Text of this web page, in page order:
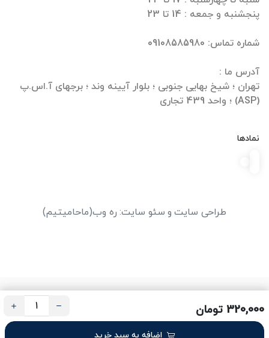
320,000 تومان
اضافه به سبد خرید
تهران ؛ شیخ بهایی جنوبی ؛ بلوار آیینه وند ؛ برجهای آ.اس.پ
(ASP) ؛ واحد 439 تجاری
نمادها
طراحی سایت و سئو سایت: ره وب(ماحامیتیم)